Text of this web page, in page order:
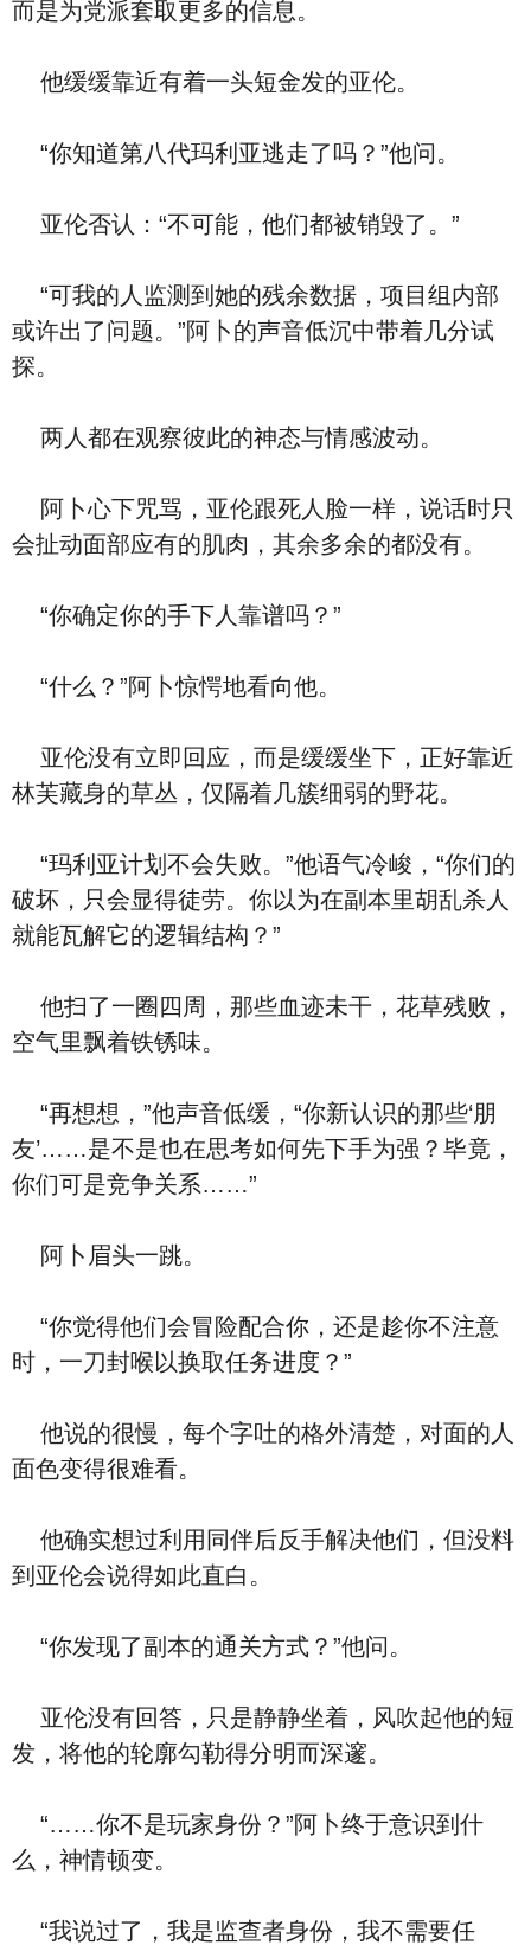
而是为党派套取更多的信息。
他缓缓靠近有着一头短金发的亚伦。
“你知道第八代玛利亚逃走了吗？”他问。
亚伦否认：“不可能，他们都被销毁了。”
“可我的人监测到她的残余数据，项目组内部
或许出了问题。”阿卜的声音低沉中带着几分试
探。
两人都在观察彼此的神态与情感波动。
阿卜心下咒骂，亚伦跟死人脸一样，说话时只
会扯动面部应有的肌肉，其余多余的都没有。
“你确定你的手下人靠谱吗？”
“什么？”阿卜惊愕地看向他。
亚伦没有立即回应，而是缓缓坐下，正好靠近
林芙藏身的草丛，仅隔着几簇细弱的野花。
“玛利亚计划不会失败。”他语气冷峻，“你们的
破坏，只会显得徒劳。你以为在副本里胡乱杀人
就能瓦解它的逻辑结构？”
他扫了一圈四周，那些血迹未干，花草残败，
空气里飘着铁锈味。
“再想想，”他声音低缓，“你新认识的那些‘朋
友’……是不是也在思考如何先下手为强？毕竟，
你们可是竞争关系……”
阿卜眉头一跳。
“你觉得他们会冒险配合你，还是趁你不注意
时，一刀封喉以换取任务进度？”
他说的很慢，每个字吐的格外清楚，对面的人
面色变得很难看。
他确实想过利用同伴后反手解决他们，但没料
到亚伦会说得如此直白。
“你发现了副本的通关方式？”他问。
亚伦没有回答，只是静静坐着，风吹起他的短
发，将他的轮廓勾勒得分明而深邃。
“……你不是玩家身份？”阿卜终于意识到什
么，神情顿变。
“我说过了，我是监查者身份，我不需要任